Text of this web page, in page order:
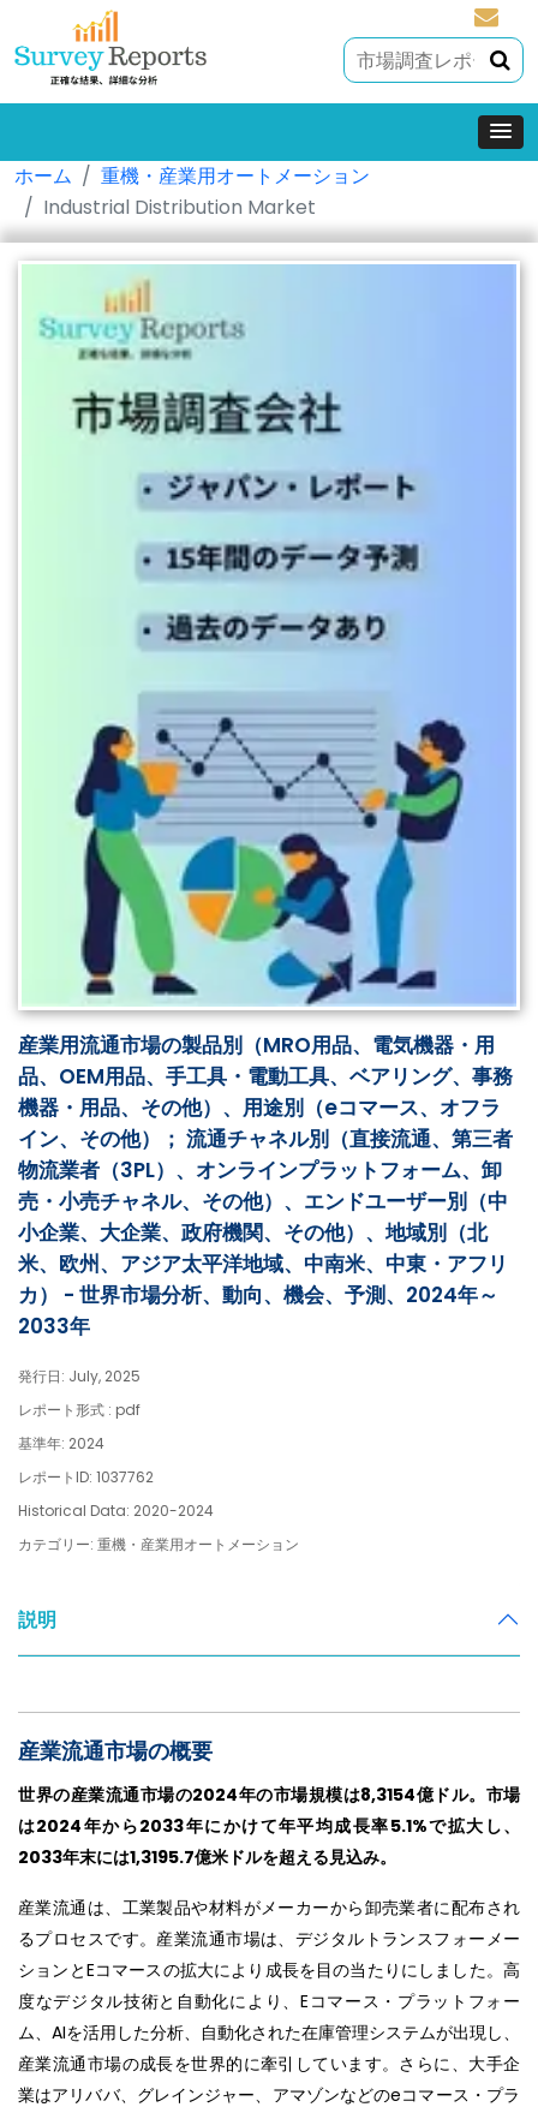
ホーム
重機・産業用オートメーション
Industrial Distribution Market
産業用流通市場の製品別（MRO用品、電気機器・用
品、OEM用品、手工具・電動工具、ベアリング、事務
機器・用品、その他）、用途別（eコマース、オフラ
イン、その他）； 流通チャネル別（直接流通、第三者
物流業者（3PL）、オンラインプラットフォーム、卸
売・小売チャネル、その他）、エンドユーザー別（中
小企業、大企業、政府機関、その他）、地域別（北
米、欧州、アジア太平洋地域、中南米、中東・アフリ
カ） - 世界市場分析、動向、機会、予測、2024年～
2033年
発行日: July, 2025
レポート形式 : pdf
基準年: 2024
レポートID: 1037762
Historical Data: 2020-2024
カテゴリー: 重機・産業用オートメーション
説明
産業流通市場の概要
世界の産業流通市場の2024年の市場規模は8,3154億ドル。市場
は2024年から2033年にかけて年平均成長率5.1%で拡大し、
2033年末には1,3195.7億米ドルを超える見込み。
産業流通は、工業製品や材料がメーカーから卸売業者に配布され
るプロセスです。産業流通市場は、デジタルトランスフォーメー
ションとEコマースの拡大により成長を目の当たりにしました。高
度なデジタル技術と自動化により、Eコマース・プラットフォー
ム、AIを活用した分析、自動化された在庫管理システムが出現し、
産業流通市場の成長を世界的に牽引しています。さらに、大手企
業はアリババ、グレインジャー、アマゾンなどのeコマース・プラ